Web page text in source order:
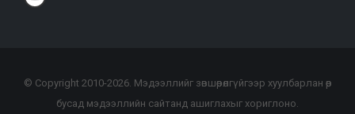
© Copyright 2010-2026. Мэдээллийг зөвшөөрөлгүйгээр хуулбарлан өөр
бусад мэдээллийн сайтанд ашиглахыг хориглоно.